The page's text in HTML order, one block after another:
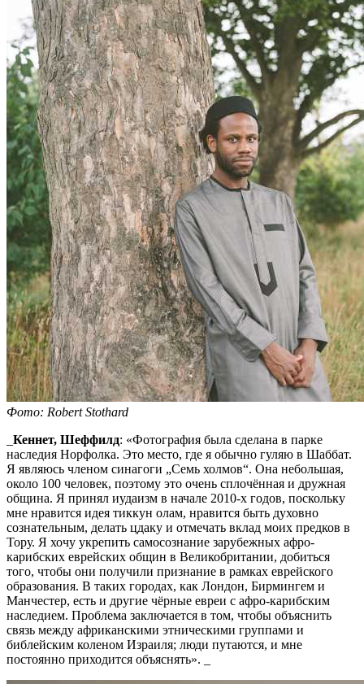
Фото: Robert Stothard
Кеннет, Шеффилд: «Фотография была сделана в парке
наследия Норфолка. Это место, где я обычно гуляю в Шаббат.
Я являюсь членом синагоги „Семь холмов“. Она небольшая,
около 100 человек, поэтому это очень сплочённая и дружная
община. Я принял иудаизм в начале 2010-х годов, поскольку
мне нравится идея тиккун олам, нравится быть духовно
сознательным, делать цдаку и отмечать вклад моих предков в
Тору. Я хочу укрепить самосознание зарубежных афро-
карибских еврейских общин в Великобритании, добиться
того, чтобы они получили признание в рамках еврейского
образования. В таких городах, как Лондон, Бирмингем и
Манчестер, есть и другие чёрные евреи с афро-карибским
наследием. Проблема заключается в том, чтобы объяснить
связь между африканскими этническими группами и
библейским коленом Израиля; люди путаются, и мне
постоянно приходится объяснять». _